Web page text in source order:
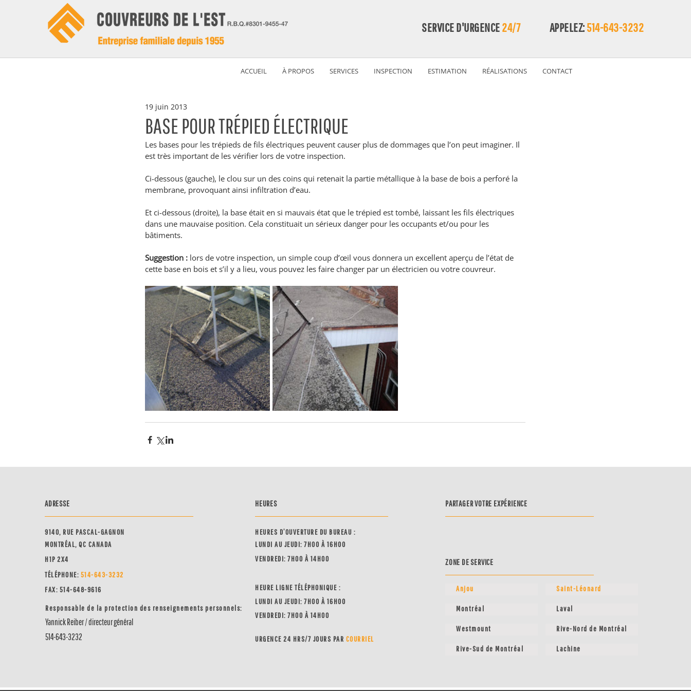
SERVICE D'URGENCE24/7 APPELEZ:514-643-3232
ACCUEIL À PROPOS SERVICES INSPECTION ESTIMATION RÉALISATIONS CONTACT
BASE POUR TRÉPIED ÉLECTRIQUE
19 juin 2013
Les bases pour les trépieds de fils électriques peuvent causer plus de dommages que l’on peut imaginer. Il
est très important de les vérifier lors de votre inspection.
Ci-dessous (gauche), le clou sur un des coins qui retenait la partie métallique à la base de bois a perforé la
membrane, provoquant ainsi infiltration d’eau.
Et ci-dessous (droite), la base était en si mauvais état que le trépied est tombé, laissant les fils électriques
dans une mauvaise position. Cela constituait un sérieux danger pour les occupants et/ou pour les
bâtiments.
Suggestion : lors de votre inspection, un simple coup d’œil vous donnera un excellent aperçu de l’état de
cette base en bois et s’il y a lieu, vous pouvez les faire changer par un électricien ou votre couvreur.
ADRESSE
9140, RUE PASCAL-GAGNON
MONTRÉAL, QC CANADA
H1P 2X4
TÉLÉPHONE: 514-643-3232
FAX: 514-648-9616
Responsable de la protection des renseignements personnels:
Yannick Reiber / directeur général
514-643-3232
HEURES
HEURES D’OUVERTURE DU BUREAU :
LUNDI AU JEUDI: 7H00 À 16H00
VENDREDI: 7H00 À 14H00
HEURE LIGNE TÉLÉPHONIQUE :
LUNDI AU JEUDI: 7H00 À 16H00
VENDREDI: 7H00 À 14H00
URGENCE 24 HRS/7 JOURS PAR COURRIEL
PARTAGER VOTRE EXPÉRIENCE
ZONE DE SERVICE
Anjou
Montréal
Westmount
Rive-Sud de Montréal
Saint-Léonard
Laval
Rive-Nord de Montréal
Lachine